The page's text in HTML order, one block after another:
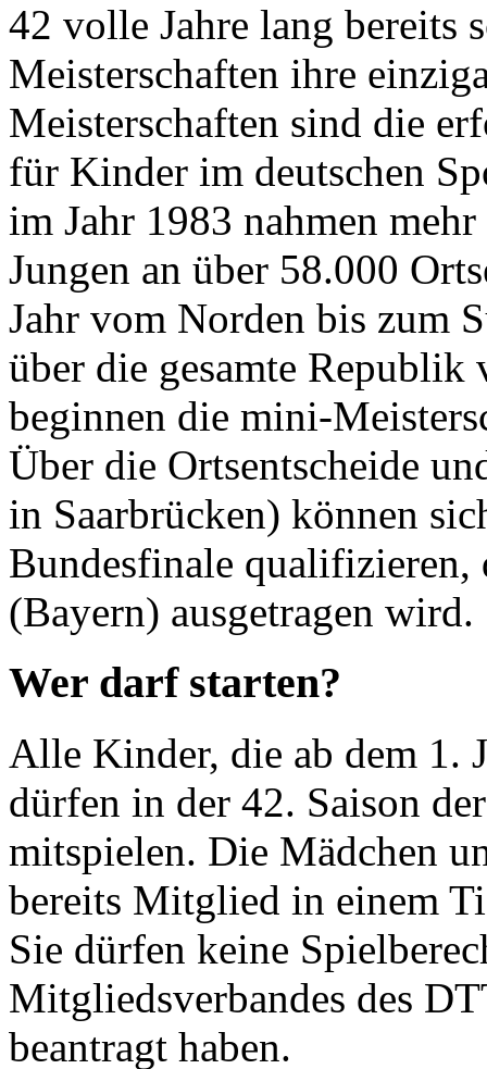
42 volle Jahre lang bereits
Meisterschaften ihre
Meisterschaften sind die
für Kinder im deutschen
im Jahr 1983 nahmen
Jungen an über 58.000
Jahr vom Norden bis zum
über die gesamte
beginnen die mini-
Über die Ortsentscheide
in Saarbrücken) können
Bundesfinale qualifizieren,
(Bayern) ausgetragen wird.
Wer darf starten?
Alle Kinder, die ab dem 1.
dürfen in der 42. Saison
mitspielen. Die Mädchen
bereits Mitglied in einem
Sie dürfen keine
Mitgliedsverbandes des
beantragt haben.